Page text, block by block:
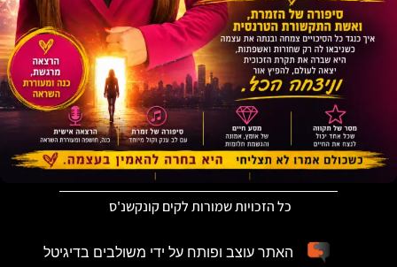
כל הזכויות שמורות לקים קונקשנ'ס
האתר עוצב ופותח על ידי משולבים בדיגיטל